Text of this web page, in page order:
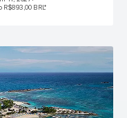
R$893,00 BRL*